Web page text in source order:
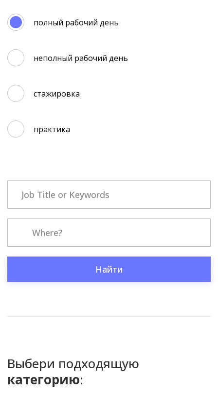
полный рабочий день
неполный рабочий день
стажировка
практика
Найти
Выбери подходящую
категорию: